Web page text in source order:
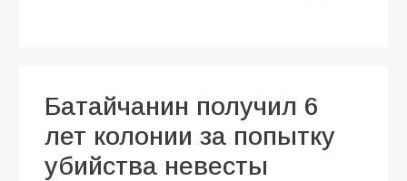
Батайчанин получил 6
лет колонии за попытку
убийства невесты